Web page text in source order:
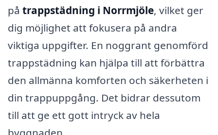
på trappstädning i Norrmjöle, vilket ger
dig möjlighet att fokusera på andra
viktiga uppgifter. En noggrant genomförd
trappstädning kan hjälpa till att förbättra
den allmänna komforten och säkerheten i
din trappuppgång. Det bidrar dessutom
till att ge ett gott intryck av hela